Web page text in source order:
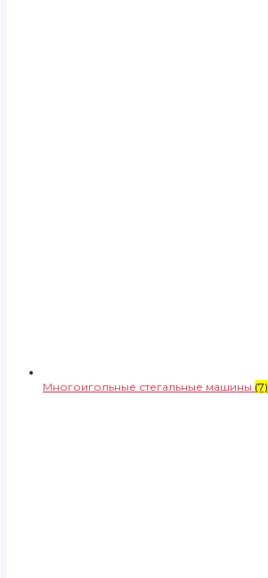
Многоигольные стегальные машины (7)